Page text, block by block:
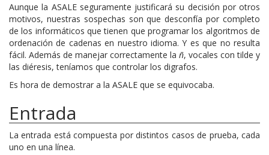
Aunque la ASALE seguramente justificará su decisión por otros
motivos, nuestras sospechas son que desconfía por completo
de los informáticos que tienen que programar los algoritmos de
ordenación de cadenas en nuestro idioma. Y es que no resulta
fácil. Además de manejar correctamente la ñ, vocales con tilde y
las diéresis, teníamos que controlar los digrafos.
Es hora de demostrar a la ASALE que se equivocaba.
Entrada
La entrada está compuesta por distintos casos de prueba, cada
uno en una línea.